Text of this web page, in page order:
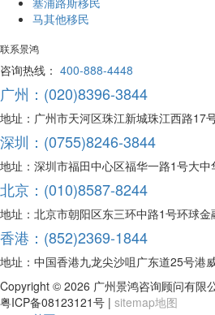
马其他移民
联系景鸿
咨询热线： 400-888-4448
广州：(020)8396-3844
地址：广州市天河区珠江新城珠江西路17
深圳：(0755)8246-3844
地址：深圳市福田中心区福华一路1号大
北京：(010)8587-8244
地址：北京市朝阳区东三环中路1号环球
香港：(852)2369-1844
地址：中国香港九龙尖沙咀广东道25号港
Copyright © 2026 广州景鸿咨询顾问有限
粤ICP备08123121号 | sitemap地图